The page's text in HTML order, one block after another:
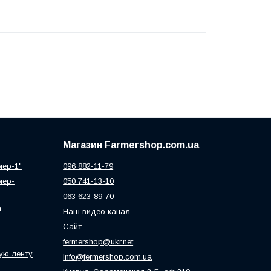
1"
ленту
Магазин Farmershop.com.ua
096 882-11-79
050 741-13-10
063 623-89-70
Наш видео канал
Сайт
fermershop@ukr.net
info@fermershop.com.ua